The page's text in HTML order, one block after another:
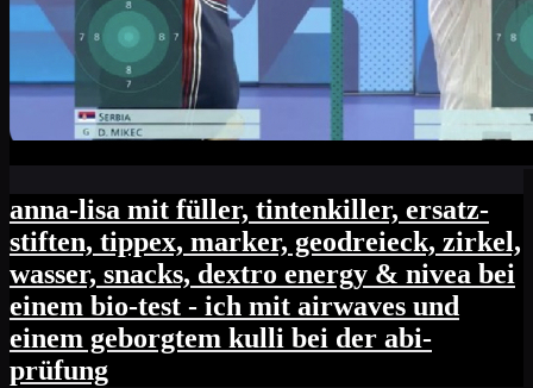
anna-lisa mit füller, tintenkiller, ersatz-
stiften, tippex, marker, geodreieck, zirkel,
wasser, snacks, dextro energy & nivea bei
einem bio-test - ich mit airwaves und
einem geborgtem kulli bei der abi-
prüfung